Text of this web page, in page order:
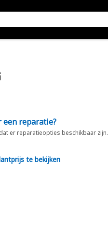
een reparatie?
er reparatieopties beschikbaar zijn.
te bekijken